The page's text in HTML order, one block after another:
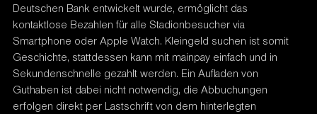
Deutschen Bank entwickelt wurde, ermöglicht das
kontaktlose Bezahlen für alle Stadionbesucher via
Smartphone oder Apple Watch. Kleingeld suchen ist somit
Geschichte, stattdessen kann mit mainpay einfach und in
Sekundenschnelle gezahlt werden. Ein Aufladen von
Guthaben ist dabei nicht notwendig, die Abbuchungen
erfolgen direkt per Lastschrift von dem hinterlegten